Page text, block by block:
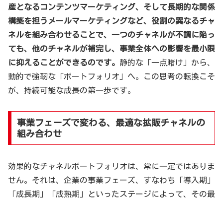
産となるコンテンツマーケティング、そして長期的な関係
構築を担うメールマーケティングなど、役割の異なるチャ
ネルを組み合わせることで、一つのチャネルが不調に陥っ
ても、他のチャネルが補完し、事業全体への影響を最小限
に抑えることができるのです。 静的な「一点賭け」から、
動的で強靭な「ポートフォリオ」へ。この思考の転換こそ
が、持続可能な成長の第一歩です。
事業フェーズで変わる、最適な拡販チャネルの
組み合わせ
効果的なチャネルポートフォリオは、常に一定ではありま
せん。それは、企業の事業フェーズ、すなわち「導入期」
「成長期」「成熟期」といったステージによって、その最